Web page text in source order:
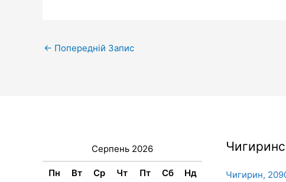
← Попередній Запис
Серпень 2026
Пн Вт Ср Чт Пт Сб Нд Чигирин,